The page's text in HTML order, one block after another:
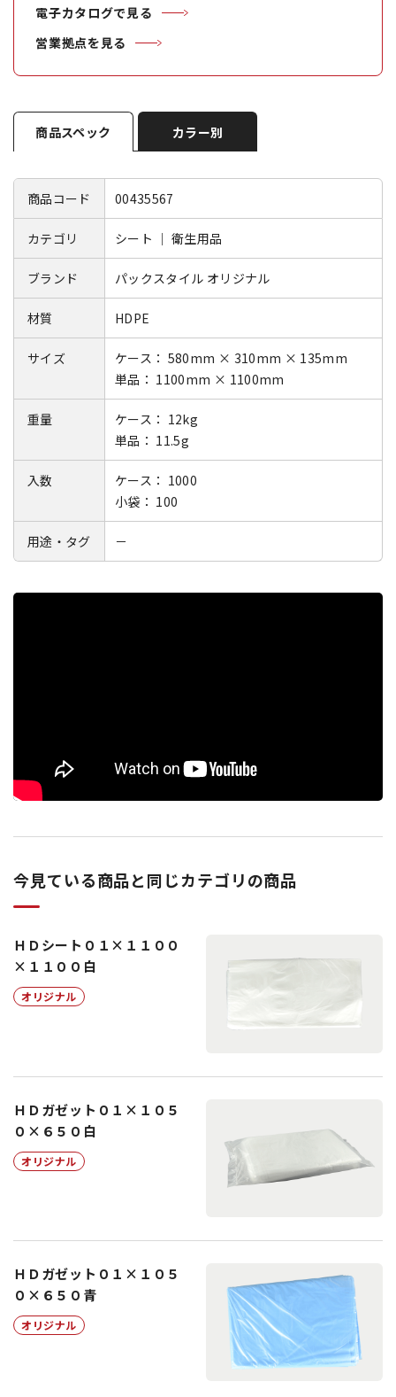
電子カタログで見る
営業拠点を見る
商品スペック カラー別
商品コード 00435567
カテゴリ シート ｜ 衛生用品
ブランド パックスタイル オリジナル
材質 HDPE
サイズ
ケース： 580mm × 310mm × 135mm
単品： 1100mm × 1100mm
重量
ケース： 12kg
単品： 11.5g
入数
ケース： 1000
小袋： 100
用途・タグ －
今見ている商品と同じカテゴリの商品
ＨＤシート０１×１１００
×１１００白
オリジナル
ＨＤガゼット０１×１０５
０×６５０白
オリジナル
ＨＤガゼット０１×１０５
０×６５０青
オリジナル